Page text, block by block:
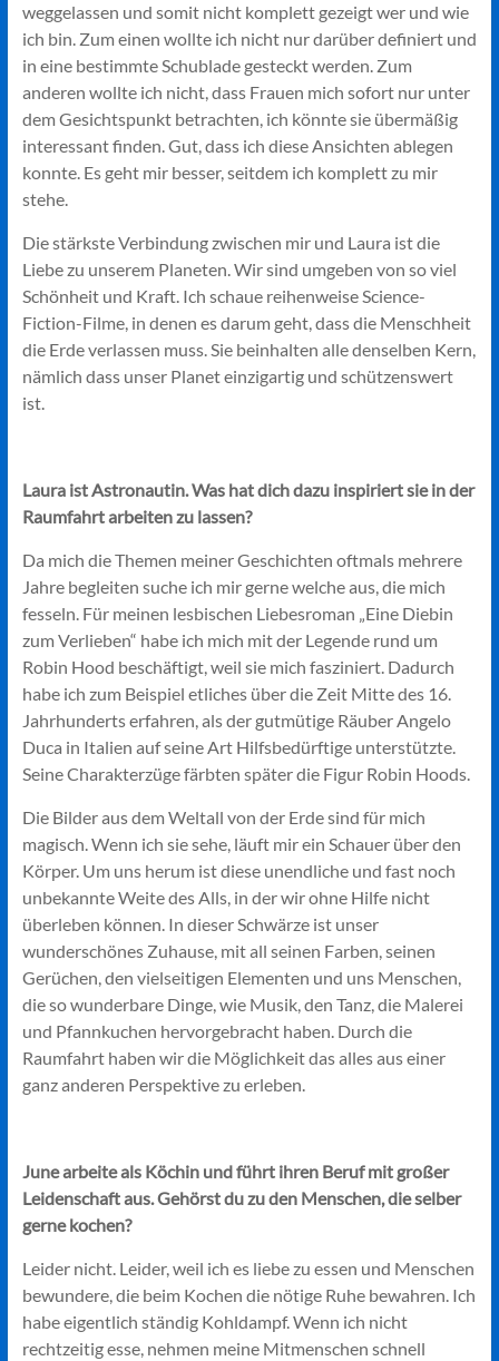
weggelassen und somit nicht komplett gezeigt wer und wie
ich bin. Zum einen wollte ich nicht nur darüber definiert und
in eine bestimmte Schublade gesteckt werden. Zum
anderen wollte ich nicht, dass Frauen mich sofort nur unter
dem Gesichtspunkt betrachten, ich könnte sie übermäßig
interessant finden. Gut, dass ich diese Ansichten ablegen
konnte. Es geht mir besser, seitdem ich komplett zu mir
stehe.
Die stärkste Verbindung zwischen mir und Laura ist die
Liebe zu unserem Planeten. Wir sind umgeben von so viel
Schönheit und Kraft. Ich schaue reihenweise Science-
Fiction-Filme, in denen es darum geht, dass die Menschheit
die Erde verlassen muss. Sie beinhalten alle denselben Kern,
nämlich dass unser Planet einzigartig und schützenswert
ist.
Laura ist Astronautin. Was hat dich dazu inspiriert sie in der
Raumfahrt arbeiten zu lassen?
Da mich die Themen meiner Geschichten oftmals mehrere
Jahre begleiten suche ich mir gerne welche aus, die mich
fesseln. Für meinen lesbischen Liebesroman „Eine Diebin
zum Verlieben“ habe ich mich mit der Legende rund um
Robin Hood beschäftigt, weil sie mich fasziniert. Dadurch
habe ich zum Beispiel etliches über die Zeit Mitte des 16.
Jahrhunderts erfahren, als der gutmütige Räuber Angelo
Duca in Italien auf seine Art Hilfsbedürftige unterstützte.
Seine Charakterzüge färbten später die Figur Robin Hoods.
Die Bilder aus dem Weltall von der Erde sind für mich
magisch. Wenn ich sie sehe, läuft mir ein Schauer über den
Körper. Um uns herum ist diese unendliche und fast noch
unbekannte Weite des Alls, in der wir ohne Hilfe nicht
überleben können. In dieser Schwärze ist unser
wunderschönes Zuhause, mit all seinen Farben, seinen
Gerüchen, den vielseitigen Elementen und uns Menschen,
die so wunderbare Dinge, wie Musik, den Tanz, die Malerei
und Pfannkuchen hervorgebracht haben. Durch die
Raumfahrt haben wir die Möglichkeit das alles aus einer
ganz anderen Perspektive zu erleben.
June arbeite als Köchin und führt ihren Beruf mit großer
Leidenschaft aus. Gehörst du zu den Menschen, die selber
gerne kochen?
Leider nicht. Leider, weil ich es liebe zu essen und Menschen
bewundere, die beim Kochen die nötige Ruhe bewahren. Ich
habe eigentlich ständig Kohldampf. Wenn ich nicht
rechtzeitig esse, nehmen meine Mitmenschen schnell